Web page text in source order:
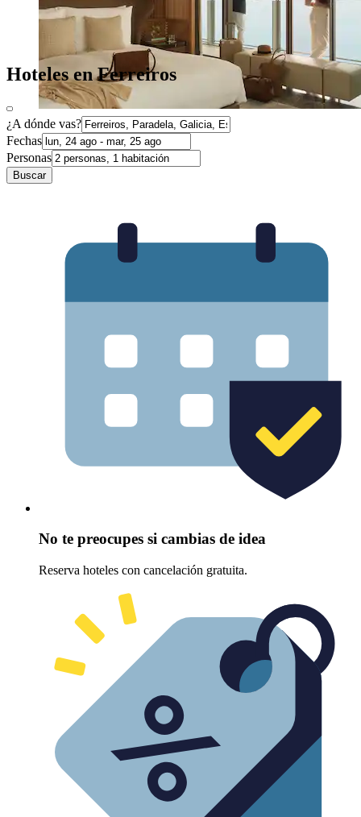
Hoteles en Ferreiros
¿A dónde vas?
Fechas
Personas
Buscar
No te preocupes si cambias de idea
Reserva hoteles con cancelación gratuita.